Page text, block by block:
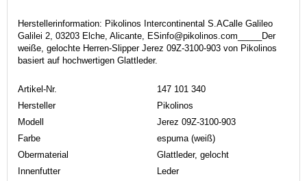
Herstellerinformation: Pikolinos Intercontinental S.ACalle Galileo
Galilei 2, 03203 Elche, Alicante, ESinfo@pikolinos.com_____Der
weiße, gelochte Herren-Slipper Jerez 09Z-3100-903 von Pikolinos
basiert auf hochwertigen Glattleder.
Artikel-Nr.
147 101 340
Hersteller
Pikolinos
Modell
Jerez 09Z-3100-903
Farbe
espuma (weiß)
Obermaterial
Glattleder, gelocht
Innenfutter
Leder